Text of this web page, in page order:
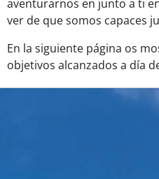
aventurarnos en junto a ti
ver de que somos capaces
En la siguiente página os
objetivos alcanzados a día